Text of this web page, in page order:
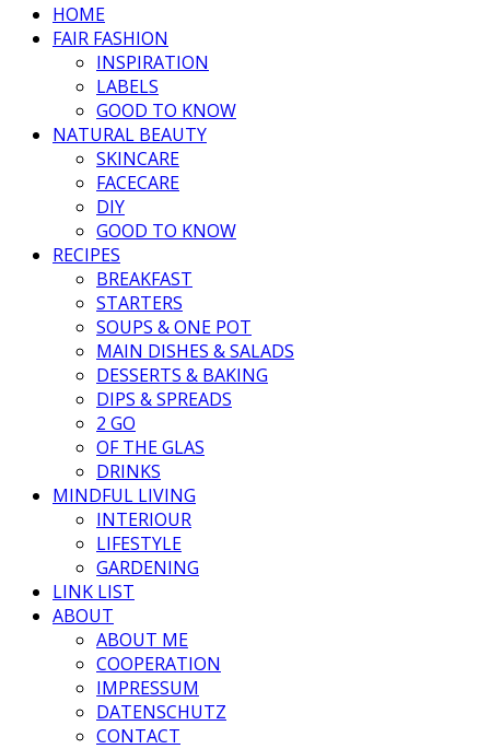
HOME
FAIR FASHION
INSPIRATION
LABELS
GOOD TO KNOW
NATURAL BEAUTY
SKINCARE
FACECARE
DIY
GOOD TO KNOW
RECIPES
BREAKFAST
STARTERS
SOUPS & ONE POT
MAIN DISHES & SALADS
DESSERTS & BAKING
DIPS & SPREADS
2 GO
OF THE GLAS
DRINKS
MINDFUL LIVING
INTERIOUR
LIFESTYLE
GARDENING
LINK LIST
ABOUT
ABOUT ME
COOPERATION
IMPRESSUM
DATENSCHUTZ
CONTACT